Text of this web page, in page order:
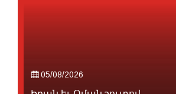
05/08/2026